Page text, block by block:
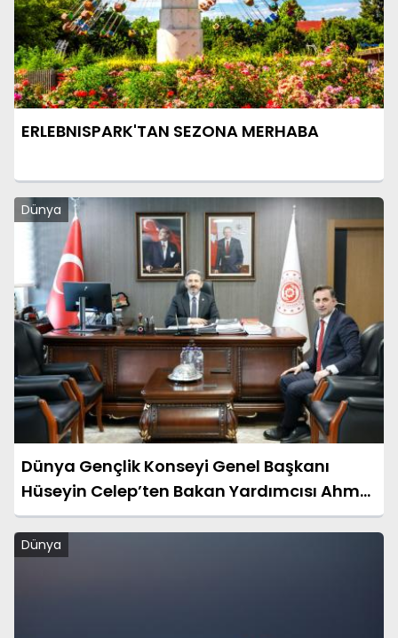
ERLEBNISPARK'TAN SEZONA MERHABA
Dünya
Dünya Gençlik Konseyi Genel Başkanı
Hüseyin Celep’ten Bakan Yardımcısı Ahmet
Aydın’a Ziyaret
Dünya